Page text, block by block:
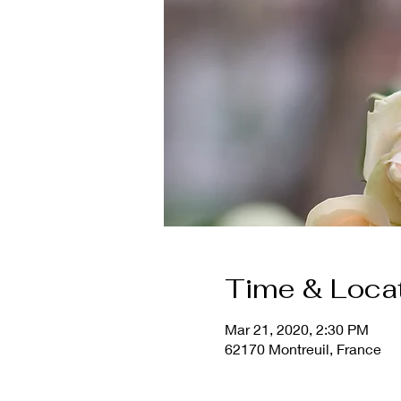
Time &
Mar 21, 2020, 2:30 PM
62170 Montreuil, France